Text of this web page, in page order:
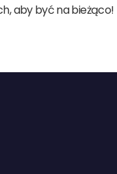
aby być na bieżąco!